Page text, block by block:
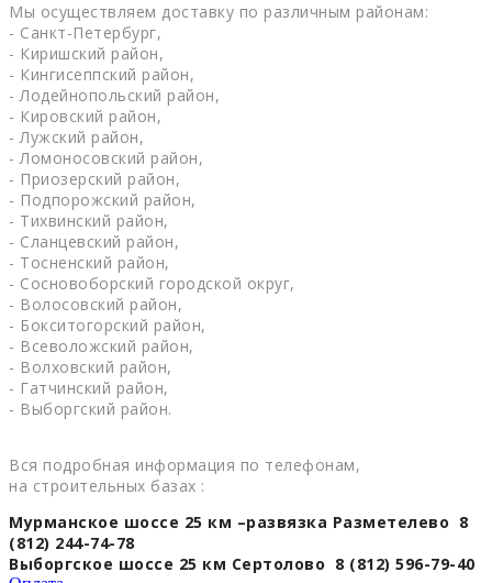
Мы осуществляем доставку по различным районам:
- Санкт-Петербург,
- Киришский район,
- Кингисеппский район,
- Лодейнопольский район,
- Кировский район,
- Лужский район,
- Ломоносовский район,
- Приозерский район,
- Подпорожский район,
- Тихвинский район,
- Сланцевский район,
- Тосненский район,
- Сосновоборский городской округ,
- Волосовский район,
- Бокситогорский район,
- Всеволожский район,
- Волховский район,
- Гатчинский район,
- Выборгский район.
Вся подробная информация по телефонам,
на строительных базах :
Мурманское шоссе 25 км –развязка Разметелево 8
(812) 244-74-78
Выборгское шоссе 25 км Сертолово 8 (812) 596-79-40